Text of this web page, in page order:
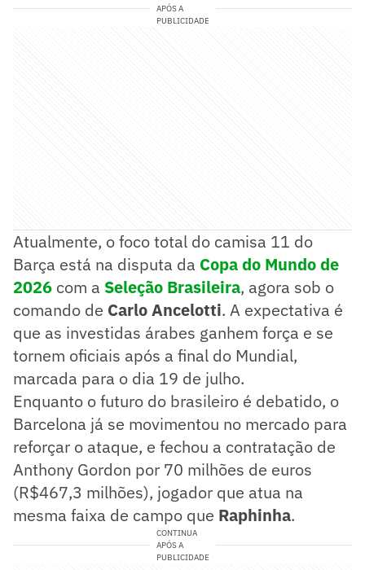
APÓS A
PUBLICIDADE
Atualmente, o foco total do camisa 11 do
Barça está na disputa da Copa do Mundo de
2026 com a Seleção Brasileira, agora sob o
comando de Carlo Ancelotti. A expectativa é
que as investidas árabes ganhem força e se
tornem oficiais após a final do Mundial,
marcada para o dia 19 de julho.
Enquanto o futuro do brasileiro é debatido, o
Barcelona já se movimentou no mercado para
reforçar o ataque, e fechou a contratação de
Anthony Gordon por 70 milhões de euros
(R$467,3 milhões), jogador que atua na
mesma faixa de campo que Raphinha.
CONTINUA
APÓS A
PUBLICIDADE